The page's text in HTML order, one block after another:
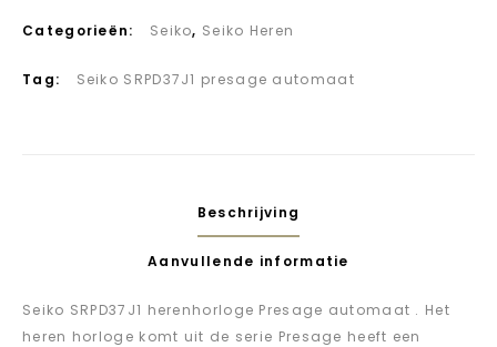
Categorieën: Seiko, Seiko Heren
Tag: Seiko SRPD37J1 presage automaat
Beschrijving
Aanvullende informatie
Seiko SRPD37J1 herenhorloge Presage automaat . Het
heren horloge komt uit de serie Presage heeft een